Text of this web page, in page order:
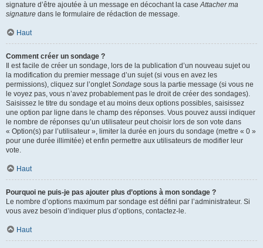
signature d’être ajoutée à un message en décochant la caseAttacher ma
signature dans le formulaire de rédaction de message.
Haut
Comment créer un sondage ?
Il est facile de créer un sondage, lors de la publication d’un nouveau sujet ou
la modification du premier message d’un sujet (si vous en avez les
permissions), cliquez sur l’ongletSondage sous la partie message (si vous ne
le voyez pas, vous n’avez probablement pas le droit de créer des sondages).
Saisissez le titre du sondage et au moins deux options possibles, saisissez
une option par ligne dans le champ des réponses. Vous pouvez aussi indiquer
le nombre de réponses qu’un utilisateur peut choisir lors de son vote dans
« Option(s) par l’utilisateur », limiter la durée en jours du sondage (mettre « 0 »
pour une durée illimitée) et enfin permettre aux utilisateurs de modifier leur
vote.
Haut
Pourquoi ne puis-je pas ajouter plus d’options à mon sondage ?
Le nombre d’options maximum par sondage est défini par l’administrateur. Si
vous avez besoin d’indiquer plus d’options, contactez-le.
Haut